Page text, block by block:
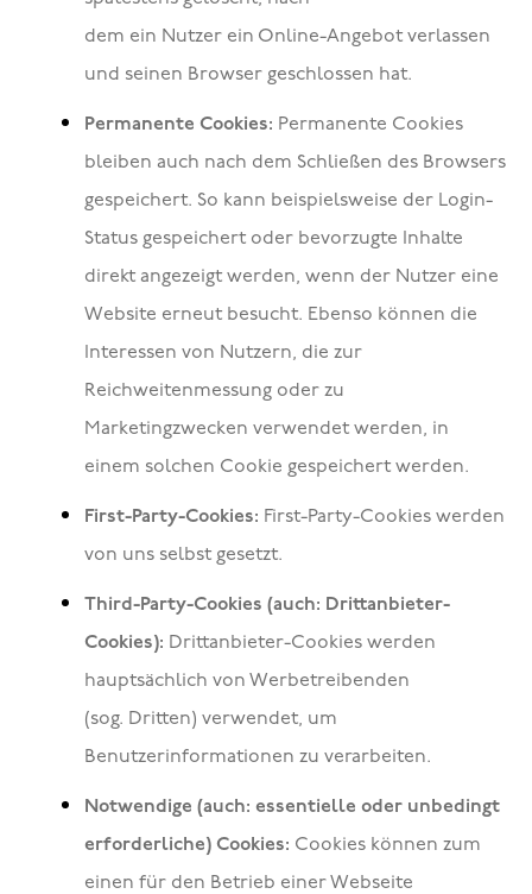
dem ein Nutzer ein Online-Angebot verlassen
und seinen Browser geschlossen hat.
Permanente Cookies: Permanente Cookies
bleiben auch nach dem Schließen des Browsers
gespeichert. So kann beispielsweise der Login-
Status gespeichert oder bevorzugte Inhalte
direkt angezeigt werden, wenn der Nutzer eine
Website erneut besucht. Ebenso können die
Interessen von Nutzern, die zur
Reichweitenmessung oder zu
Marketingzwecken verwendet werden, in
einem solchen Cookie gespeichert werden.
First-Party-Cookies: First-Party-Cookies werden
von uns selbst gesetzt.
Third-Party-Cookies (auch: Drittanbieter-
Cookies): Drittanbieter-Cookies werden
hauptsächlich von Werbetreibenden
(sog. Dritten) verwendet, um
Benutzerinformationen zu verarbeiten.
Notwendige (auch: essentielle oder unbedingt
erforderliche) Cookies: Cookies können zum
einen für den Betrieb einer Webseite